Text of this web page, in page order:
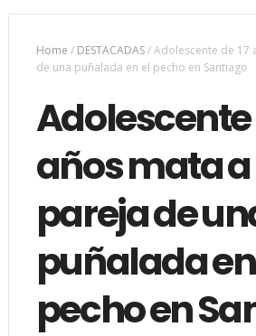
Home / DESTACADAS/Adolescente de 17
de una puñalada en el pecho en Santiago
Adolescente
años mata a
pareja de
puñalada
pecho en